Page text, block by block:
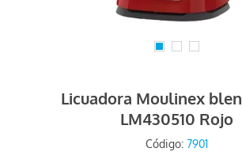
Licuadora Moulinex
LM430510 Rojo
Código: 7901